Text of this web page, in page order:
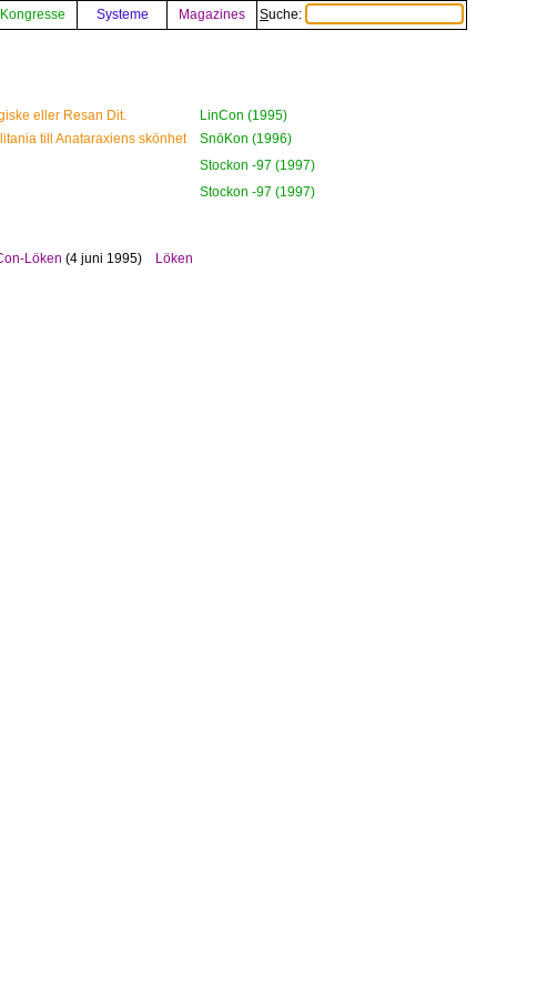
Kongresse Systeme Magazines Suche:
eller Resan Dit.
LinCon (1995)
till Anataraxiens skönhet
SnöKon (1996)
Stockon -97 (1997)
Stockon -97 (1997)
Löken (4 juni 1995) Löken